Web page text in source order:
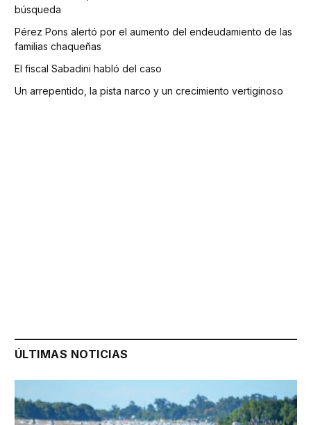
búsqueda
Pérez Pons alertó por el aumento del endeudamiento de las
familias chaqueñas
El fiscal Sabadini habló del caso
Un arrepentido, la pista narco y un crecimiento vertiginoso
ÚLTIMAS NOTICIAS